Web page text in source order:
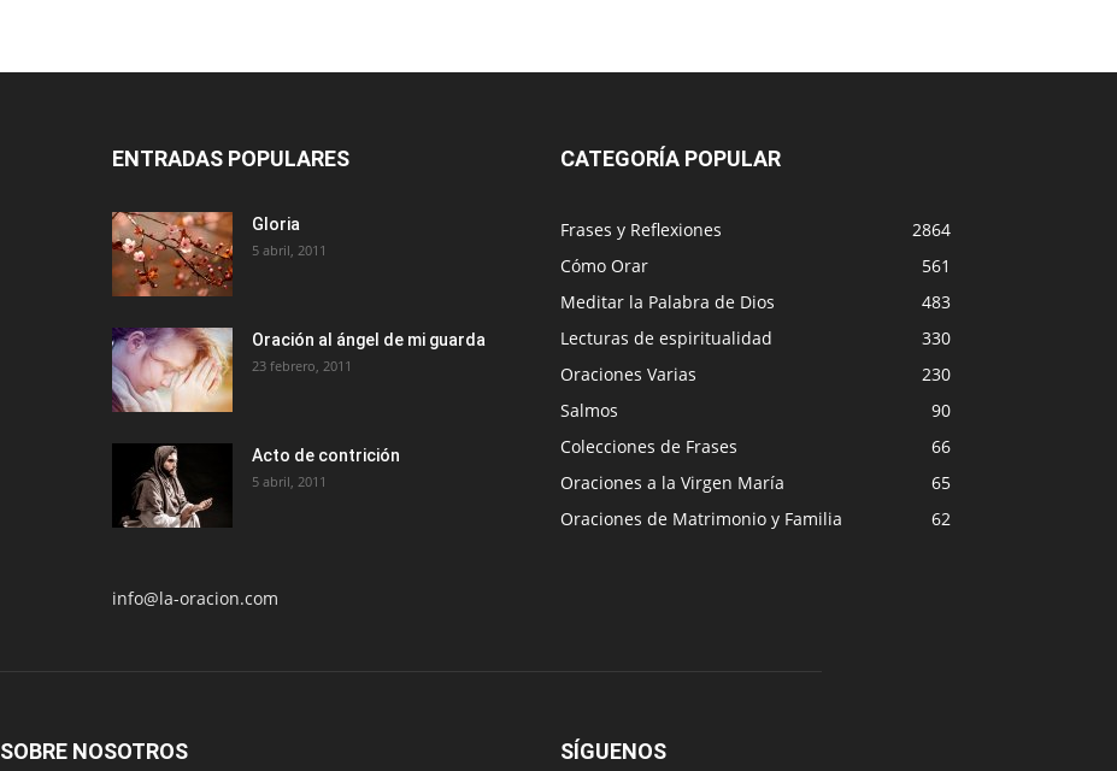
ENTRADAS POPULARES
Gloria
5 abril, 2011
Oración al ángel de mi guarda
23 febrero, 2011
Acto de contrición
5 abril, 2011
info@la-oracion.com
CATEGORÍA POPULAR
Frases y Reflexiones
2864
Cómo Orar
561
Meditar la Palabra de Dios
483
Lecturas de espiritualidad
330
Oraciones Varias
230
Salmos
90
Colecciones de Frases
66
Oraciones a la Virgen María
65
Oraciones de Matrimonio y Familia
62
SOBRE NOSOTROS SÍGUENOS